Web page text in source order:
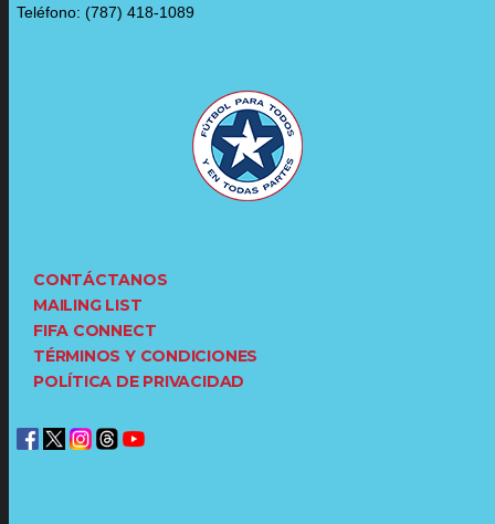
Teléfono: (787) 418-1089
CONTÁCTANOS
MAILING LIST
FIFA CONNECT
TÉRMINOS Y CONDICIONES
POLÍTICA DE PRIVACIDAD